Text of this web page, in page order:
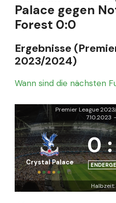
Palace gegen
Forest 0:0
Ergebnisse
2023/2024)
Wann sind die nächsten
Premier League
7.10.2023 -
Crystal Palace
0: